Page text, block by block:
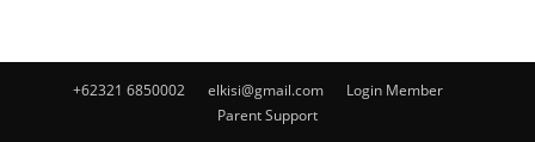
+62321 6850002 elkisi@gmail.com
Login Member
Parent Support